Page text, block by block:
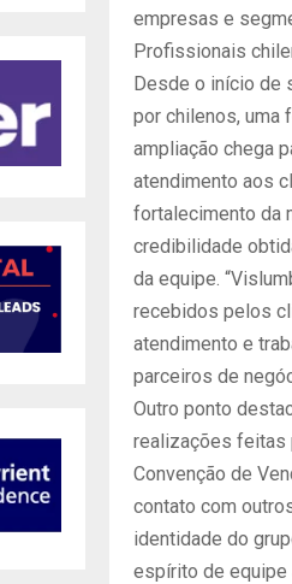
empresas e
Profissionais
Desde o início de
por chilenos, uma
ampliação chega
atendimento aos
fortalecimento da
credibilidade
da equipe.
recebidos pelos
atendimento e
parceiros de
Outro ponto
realizações feitas
Convenção de
contato com
identidade do
espírito de equipe